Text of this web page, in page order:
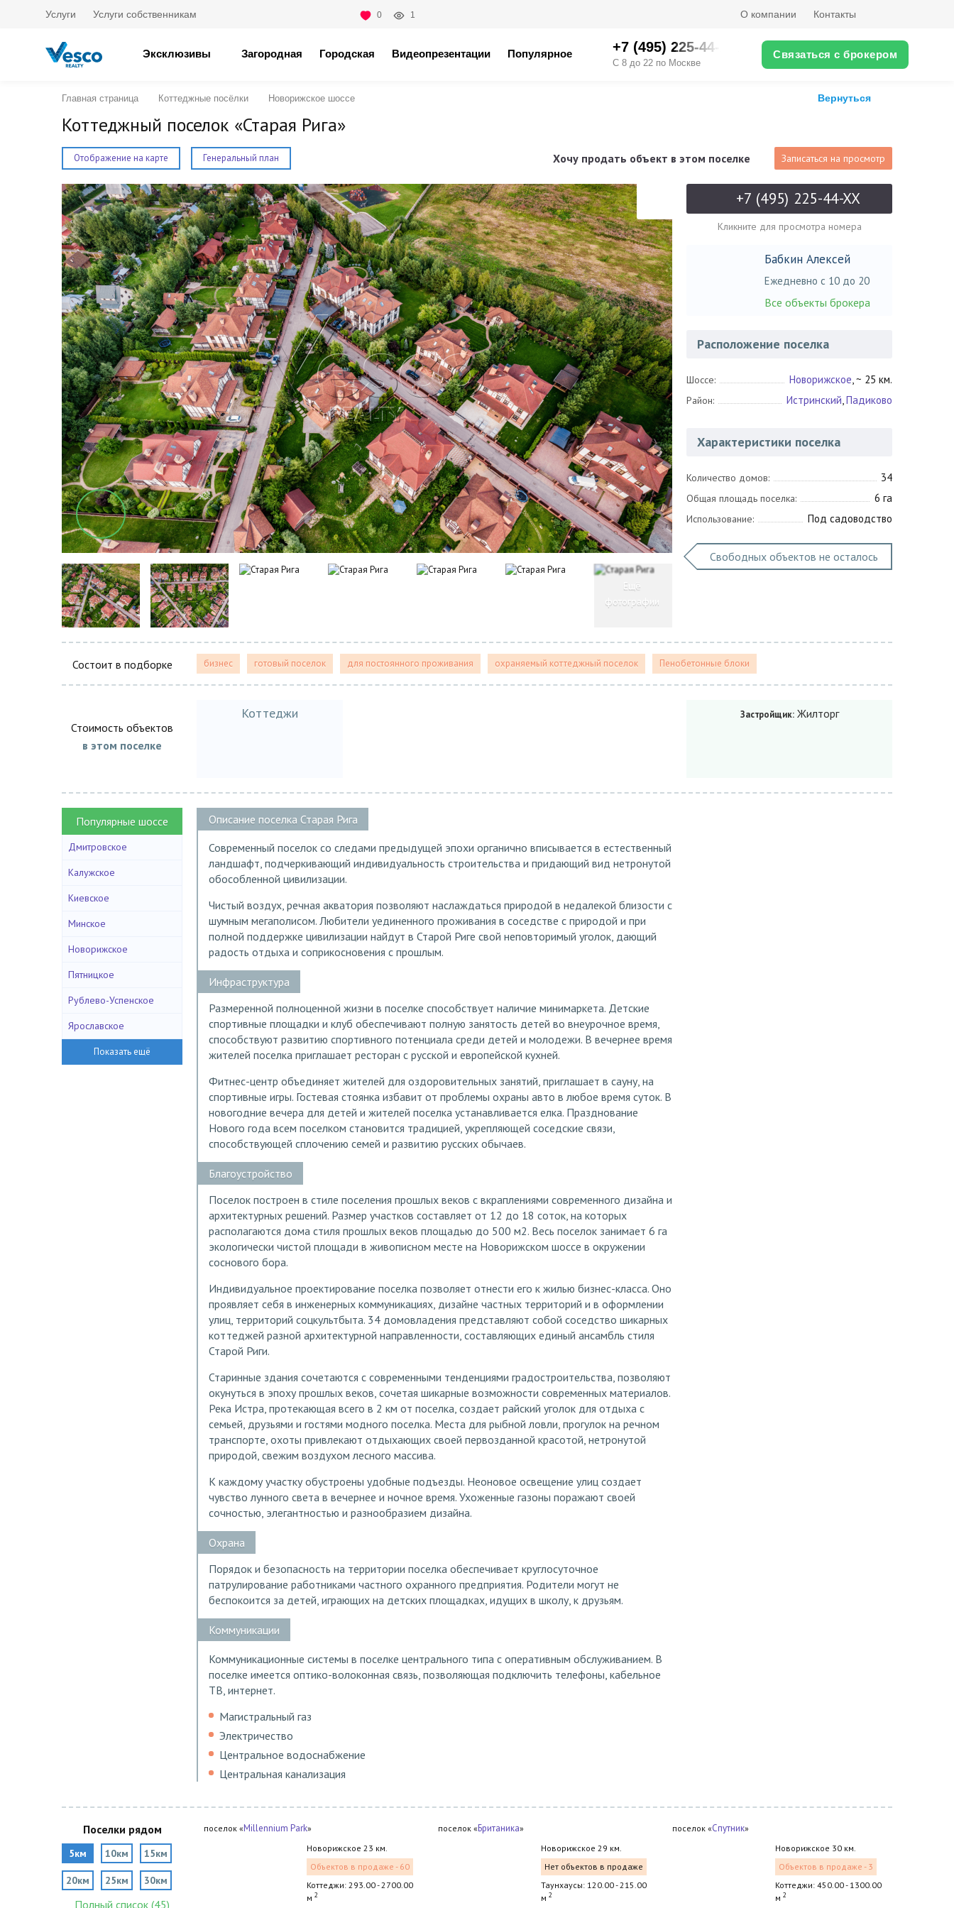
Услуги Услуги собственникам 0 1 О компании Контакты
Эксклюзивы Загородная Городская Видеопрезентации Популярное +7 (495) 225-44-XX
С 8 до 22 по Москве
Связаться с брокером
Главная страница Коттеджные посёлки Новорижское шоссе Вернуться
Коттеджный поселок «Старая Рига»
Отображение на карте Генеральный план Хочу продать объект в этом поселке Записаться на просмотр
+7 (495) 225-44-XX
Кликните для просмотра номера
Бабкин Алексей
Ежедневно с 10 до 20
Все объекты брокера
Расположение поселка
Шоссе: Новорижское, ~ 25 км.
Район: Истринский,Падиково
Характеристики поселка
Количество домов: 34
Общая площадь поселка: 6 га
Использование: Под садоводство
Свободных объектов не осталось
Состоит в подборке бизнес готовый поселок для постоянного проживания охраняемый коттеджный поселок Пенобетонные блоки
Стоимость объектов
в этом поселке
Коттеджи Застройщик:Жилторг
Популярные шоссе
Дмитровское
Калужское
Киевское
Минское
Новорижское
Пятницкое
Рублево-Успенское
Ярославское
Описание поселка Старая Рига
Современный поселок со следами предыдущей эпохи органично вписывается в естественный
ландшафт, подчеркивающий индивидуальность строительства и придающий вид нетронутой
обособленной цивилизации.
Чистый воздух, речная акватория позволяют наслаждаться природой в недалекой близости с
шумным мегаполисом. Любители уединенного проживания в соседстве с природой и при
полной поддержке цивилизации найдут в Старой Риге свой неповторимый уголок, дающий
радость отдыха и соприкосновения с прошлым.
Инфраструктура
Размеренной полноценной жизни в поселке способствует наличие минимаркета. Детские
спортивные площадки и клуб обеспечивают полную занятость детей во внеурочное время,
способствуют развитию спортивного потенциала среди детей и молодежи. В вечернее время
жителей поселка приглашает ресторан с русской и европейской кухней.
Фитнес-центр объединяет жителей для оздоровительных занятий, приглашает в сауну, на
спортивные игры. Гостевая стоянка избавит от проблемы охраны авто в любое время суток. В
новогодние вечера для детей и жителей поселка устанавливается елка. Празднование
Нового года всем поселком становится традицией, укрепляющей соседские связи,
способствующей сплочению семей и развитию русских обычаев.
Благоустройство
Поселок построен в стиле поселения прошлых веков с вкраплениями современного дизайна и
архитектурных решений. Размер участков составляет от 12 до 18 соток, на которых
располагаются дома стиля прошлых веков площадью до 500 м2. Весь поселок занимает 6 га
экологически чистой площади в живописном месте на Новорижском шоссе в окружении
соснового бора.
Индивидуальное проектирование поселка позволяет отнести его к жилью бизнес-класса. Оно
проявляет себя в инженерных коммуникациях, дизайне частных территорий и в оформлении
улиц, территорий соцкультбыта. 34 домовладения представляют собой соседство шикарных
коттеджей разной архитектурной направленности, составляющих единый ансамбль стиля
Старой Риги.
Старинные здания сочетаются с современными тенденциями градостроительства, позволяют
окунуться в эпоху прошлых веков, сочетая шикарные возможности современных материалов.
Река Истра, протекающая всего в 2 км от поселка, создает райский уголок для отдыха с
семьей, друзьями и гостями модного поселка. Места для рыбной ловли, прогулок на речном
транспорте, охоты привлекают отдыхающих своей первозданной красотой, нетронутой
природой, свежим воздухом лесного массива.
К каждому участку обустроены удобные подъезды. Неоновое освещение улиц создает
чувство лунного света в вечернее и ночное время. Ухоженные газоны поражают своей
сочностью, элегантностью и разнообразием дизайна.
Охрана
Порядок и безопасность на территории поселка обеспечивает круглосуточное
патрулирование работниками частного охранного предприятия. Родители могут не
беспокоится за детей, играющих на детских площадках, идущих в школу, к друзьям.
Коммуникации
Коммуникационные системы в поселке центрального типа с оперативным обслуживанием. В
поселке имеется оптико-волоконная связь, позволяющая подключить телефоны, кабельное
ТВ, интернет.
Магистральный газ
Электричество
Центральное водоснабжение
Центральная канализация
Поселки рядом
5км 10км 15км
20км 25км 30км
Полный список (45)
поселок «Millennium Park»
Новорижское 23 км.
Объектов в продаже - 60
Коттеджи: 293.00 - 2700.00
м 2
поселок «Британика»
Новорижское 29 км.
Нет объектов в продаже
Таунхаусы: 120.00 - 215.00
м 2
поселок «Спутник»
Новорижское 30 км.
Объектов в продаже - 3
Коттеджи: 450.00 - 1300.00
м 2